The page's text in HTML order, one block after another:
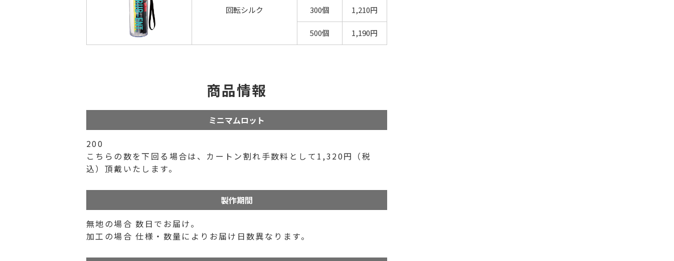
回転シルク 300個 1,210円
500個 1,190円
商品情報
ミニマムロット
200
こちらの数を下回る場合は、カートン割れ手数料として1,320円（税
込）頂戴いたします。
製作期間
無地の場合 数日でお届け。
加工の場合 仕様・数量によりお届け日数異なります。